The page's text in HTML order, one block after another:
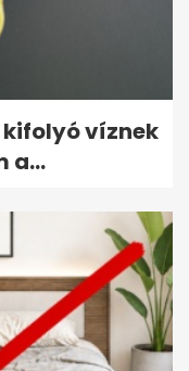
víznek
a...